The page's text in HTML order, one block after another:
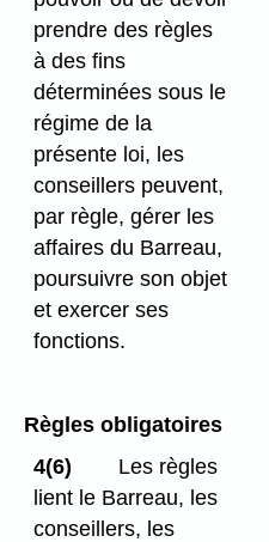
prendre des règles
à des fins
déterminées sous le
régime de la
présente loi, les
conseillers peuvent,
par règle, gérer les
affaires du Barreau,
poursuivre son objet
et exercer ses
fonctions.
Règles obligatoires
4(6)
Les règles
lient le Barreau, les
conseillers, les